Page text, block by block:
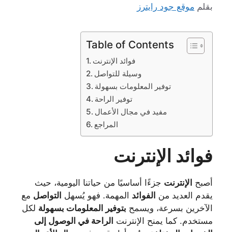
بقلم موقع جود رايترز
Table of Contents
فوائد الإنترنت
وسيلة للتواصل
توفير المعلومات بسهولة
توفير الراحة
مفيد في مجال الأعمال
المراجع
فوائد الإنترنت
أصبح الإنترنت جزءًا أساسيًا من حياتنا اليومية، حيث
يقدم العديد من الفوائد المهمة. فهو يُسهل التواصل مع
الآخرين بسرعة، ويسمح بتوفير المعلومات بسهولة لكل
مستخدم. كما يمنح الإنترنت الراحة في الوصول إلى